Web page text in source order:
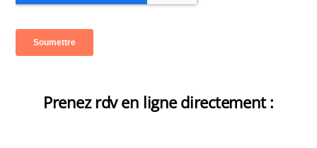
Prenez rdv en ligne directement :